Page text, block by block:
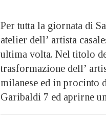
Per tutta la giornata di
atelier dell’ artista
ultima volta. Nel titolo
trasformazione dell’
milanese ed in procinto
Garibaldi 7 ed aprirne